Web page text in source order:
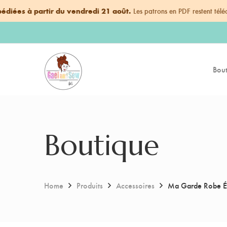
du vendredi 21 août. Les patrons en PDF restent
Boutique
Home Produits Accessoires Ma Garde Robe